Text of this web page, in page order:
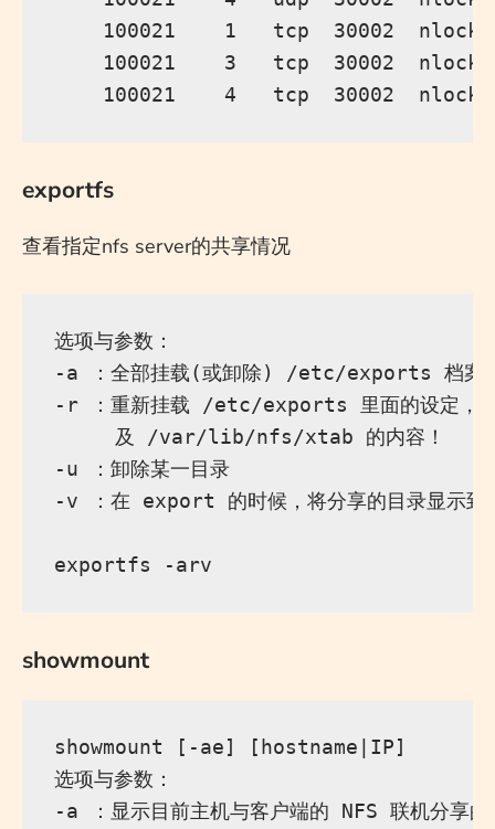
100021    1   tcp  30002
100021    3   tcp  30002
exportfs
查看指定nfs server的共享情况
选项与参数：
-a ：全部挂载(或卸除) /etc/exports 档案
-r ：重新挂载 /etc/exports 里面的设定，
     及 /var/lib/nfs/xtab 的内容！
-u ：卸除某一目录
-v ：在 export 的时候，将分享的目录显示到
showmount
showmount [-ae] [hostname|IP]
选项与参数：
-a ：显示目前主机与客户端的 NFS 联机分享的